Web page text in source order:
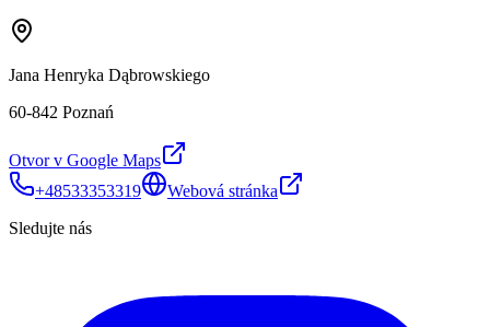
Jana Henryka Dąbrowskiego
60-842 Poznań
Otvor v Google Maps
+48533353319
Webová stránka
Sledujte nás